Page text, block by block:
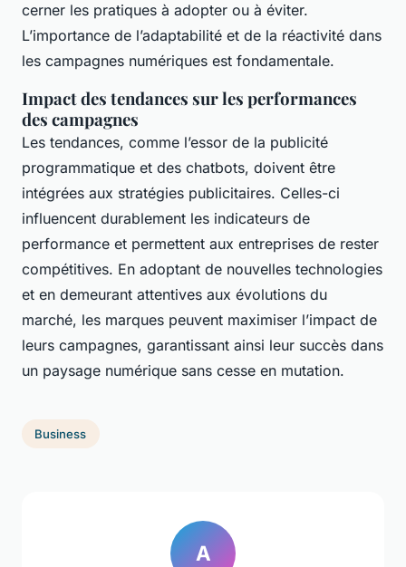
cerner les pratiques à adopter ou à éviter.
L’importance de l’adaptabilité et de la réactivité dans
les campagnes numériques est fondamentale.
Impact des tendances sur les performances
des campagnes
Les tendances, comme l’essor de la publicité
programmatique et des chatbots, doivent être
intégrées aux stratégies publicitaires. Celles-ci
influencent durablement les indicateurs de
performance et permettent aux entreprises de rester
compétitives. En adoptant de nouvelles technologies
et en demeurant attentives aux évolutions du
marché, les marques peuvent maximiser l’impact de
leurs campagnes, garantissant ainsi leur succès dans
un paysage numérique sans cesse en mutation.
Business
A